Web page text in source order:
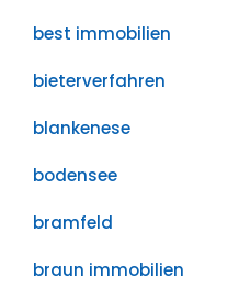
best immobilien
bieterverfahren
blankenese
bodensee
bramfeld
braun immobilien